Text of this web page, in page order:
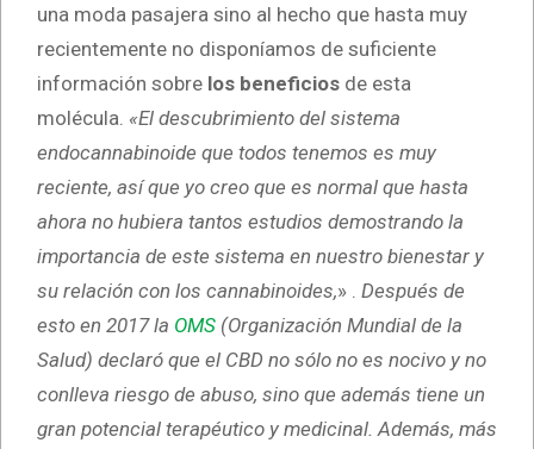
una moda pasajera sino al hecho que hasta muy
recientemente no disponíamos de suficiente
información sobre los beneficios de esta
molécula. «El descubrimiento del sistema
endocannabinoide que todos tenemos es muy
reciente, así que yo creo que es normal que hasta
ahora no hubiera tantos estudios demostrando la
importancia de este sistema en nuestro bienestar y
su relación con los cannabinoides,» .
Después de
esto en 2017 la OMS (Organización Mundial de la
Salud) declaró que el CBD no sólo no es nocivo y no
conlleva riesgo de abuso, sino que además tiene un
gran potencial terapéutico y medicinal. Además, más